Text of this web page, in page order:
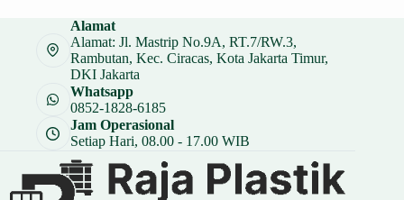
Alamat
Alamat: Jl. Mastrip No.9A, RT.7/RW.3,
Rambutan, Kec. Ciracas, Kota Jakarta Timur,
DKI Jakarta
Whatsapp
0852-1828-6185
Jam Operasional
Setiap Hari, 08.00 - 17.00 WIB